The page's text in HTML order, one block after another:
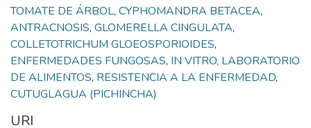
TOMATE DE ÁRBOL, CYPHOMANDRA BETACEA,
ANTRACNOSIS, GLOMERELLA CINGULATA,
COLLETOTRICHUM GLOEOSPORIOIDES,
ENFERMEDADES FUNGOSAS, IN VITRO, LABORATORIO
DE ALIMENTOS, RESISTENCIA A LA ENFERMEDAD,
CUTUGLAGUA (PICHINCHA)
URI